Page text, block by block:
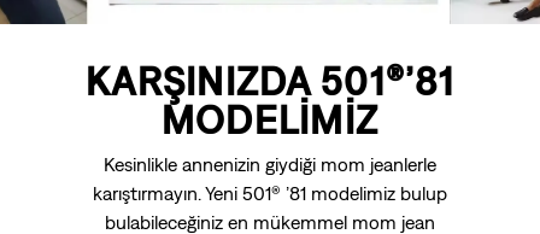
KARŞINIZDA 501®’81
MODELİMİZ
Kesinlikle annenizin giydiği mom jeanlerle
karıştırmayın. Yeni 501® ’81 modelimiz bulup
bulabileceğiniz en mükemmel mom jean